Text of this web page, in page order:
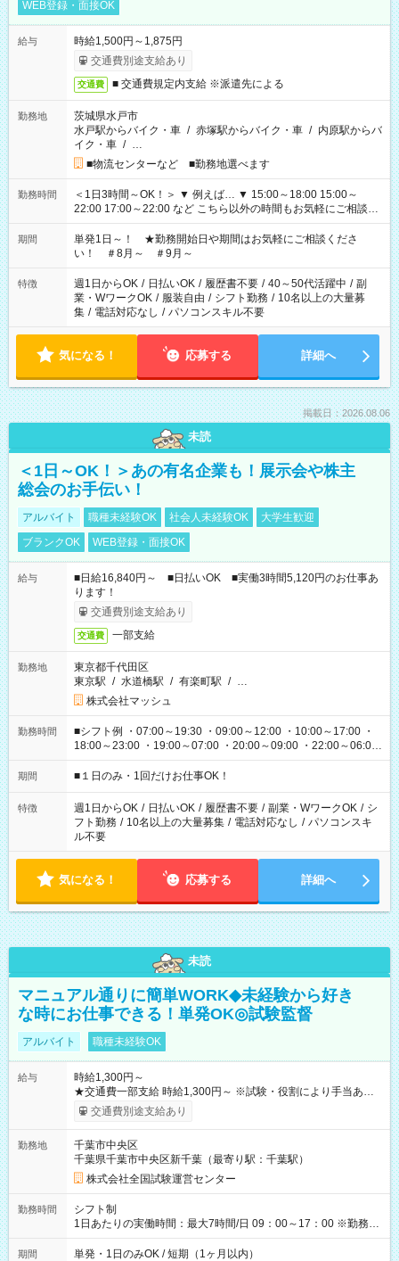
WEB登録・面接OK
給与
時給1,500円～1,875円
交通費別途支給あり
交通費 ■ 交通費規定内支給 ※派遣先による
勤務地
茨城県水戸市
水戸駅からバイク・車 / 赤塚駅からバイク・車 / 内原駅からバ
イク・車 / …
■物流センターなど ■勤務地選べます
勤務時間
＜1日3時間～OK！＞ ▼ 例えば… ▼ 15:00～18:00 15:00～
22:00 17:00～22:00 など こちら以外の時間もお気軽にご相談く
ださい！
期間
単発1日～！ ★勤務開始日や期間はお気軽にご相談くださ
い！ ＃8月～ ＃9月～
特徴 週1日からOK / 日払いOK / 履歴書不要 / 40～50代活躍中 / 副
業・WワークOK / 服装自由 / シフト勤務 / 10名以上の大量募
集 / 電話対応なし / パソコンスキル不要
気になる！ 応募する 詳細へ
掲載日：2026.08.06
未読
＜1日～OK！＞あの有名企業も！展示会や株主
総会のお手伝い！
アルバイト 職種未経験OK 社会人未経験OK
大学生歓迎
ブランクOK
WEB登録・面接OK
給与
■日給16,840円～ ■日払いOK ■実働3時間5,120円のお仕事あ
ります！
交通費別途支給あり
交通費 一部支給
勤務地
東京都千代田区
東京駅 / 水道橋駅 / 有楽町駅 / …
株式会社マッシュ
勤務時間
■シフト例 ・07:00～19:30 ・09:00～12:00 ・10:00～17:00 ・
18:00～23:00 ・19:00～07:00 ・20:00～09:00 ・22:00～06:00
etc ★最短で3時間で5,120円のお仕事から 15時間で2万円近く稼
げるお仕事も！ ご希望のお時間に合わせてご紹介！ ※シフトは
ください！
期間 ■１日のみ・1回だけお仕事OK！
特徴 週1日からOK / 日払いOK / 履歴書不要 / 副業・WワークOK / シ
フト勤務 / 10名以上の大量募集 / 電話対応なし / パソコンスキ
ル不要
気になる！ 応募する 詳細へ
未読
マニュアル通りに簡単WORK◆未経験から好き
な時にお仕事できる！単発OK◎試験監督
アルバイト 職種未経験OK
給与
時給1,300円～
★交通費一部支給 時給1,300円～ ※試験・役割により手当あり
※勤務回数により昇給あり 【即給（前払い）オプションあ
り！】 希望される場合、勤務から1週間ほどで給与の一部を受け
例】 ・河合塾模擬試験 8:30～17:30（休憩1時間） 時給1,300円
×8時間＝日収10,400円＋交通費 ※当日の役割により時給＋100
円の場合あり ・国家試験 7:00～13:30（休憩なし） 時給1,300
円（役割手当＋100円）×6時間＝日収8,400円＋交通費 【試用期
間】試用期間なし
交通費別途支給あり
勤務地
千葉市中央区
千葉県千葉市中央区新千葉（最寄り駅：千葉駅）
株式会社全国試験運営センター
勤務時間
シフト制
1日あたりの実働時間：最大7時間/日 09：00～17：00 ※勤務時
間は 試験により異なります。
期間 単発・1日のみOK / 短期（1ヶ月以内）